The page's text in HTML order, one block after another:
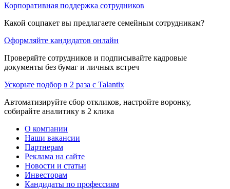
Корпоративная поддержка сотрудников
Какой соцпакет вы предлагаете семейным сотрудникам?
Оформляйте кандидатов онлайн
Проверяйте сотрудников и подписывайте кадровые
документы без бумаг и личных встреч
Ускорьте подбор в 2 раза с Talantix
Автоматизируйте сбор откликов, настройте воронку,
собирайте аналитику в 2 клика
О компании
Наши вакансии
Партнерам
Реклама на сайте
Новости и статьи
Инвесторам
Кандидаты по профессиям